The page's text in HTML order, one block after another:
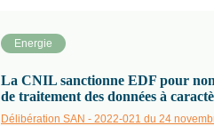
Energie
La CNIL sanctionne EDF pour
de traitement des données à
Délibération SAN - 2022-021 du 24